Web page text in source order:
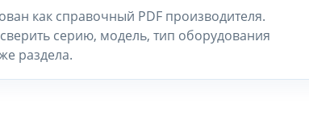
как справочный PDF производителя.
серию, модель, тип оборудования
раздела.